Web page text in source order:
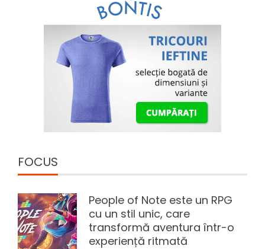
FOCUS
People of Note este un RPG
cu un stil unic, care
transformă aventura într-o
experiență ritmată